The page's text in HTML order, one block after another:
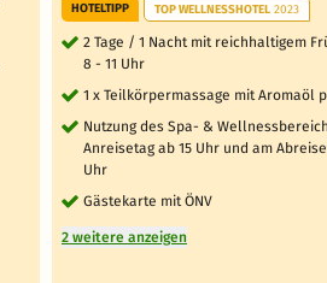
HOTELTIPP TOP WELLNESSHOTEL 2023
2 Tage / 1 Nacht mit reichhaltigem
8 - 11 Uhr
1 x Teilkörpermassage mit Aromaöl
Nutzung des Spa- &
Anreisetag ab 15 Uhr und am
Uhr
Gästekarte mit ÖNV
2 weitere anzeigen